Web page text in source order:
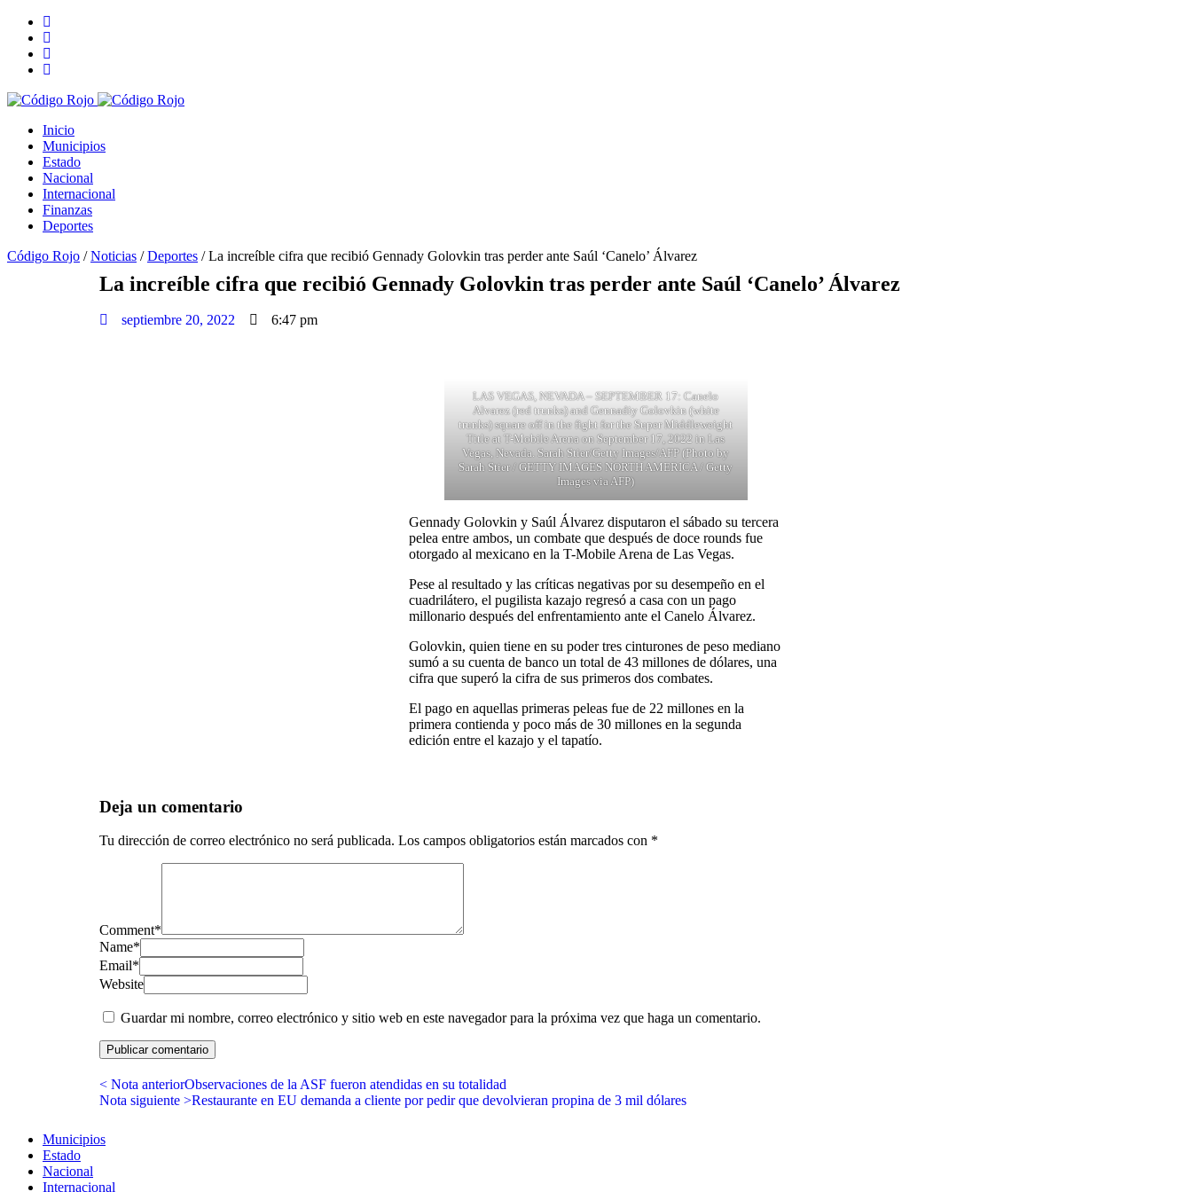
Inicio
Municipios
Estado
Nacional
Internacional
Finanzas
Deportes
Código Rojo /Noticias /Deportes /La increíble cifra que recibió Gennady Golovkin tras perder ante Saúl ‘Canelo’ Álvarez
La increíble cifra que recibió Gennady Golovkin tras perder ante Saúl ‘Canelo’ Álvarez
septiembre 20, 2022 6:47 pm
LAS VEGAS, NEVADA – SEPTEMBER 17: Canelo
Alvarez (red trunks) and Gennadiy Golovkin (white
trunks) square off in the fight for the Super Middleweight
Title at T-Mobile Arena on September 17, 2022 in Las
Vegas, Nevada. Sarah Stier/Getty Images/AFP (Photo by
Sarah Stier / GETTY IMAGES NORTH AMERICA / Getty
Images via AFP)
Gennady Golovkin y Saúl Álvarez disputaron el sábado su tercera
pelea entre ambos, un combate que después de doce rounds fue
otorgado al mexicano en la T-Mobile Arena de Las Vegas.
Pese al resultado y las críticas negativas por su desempeño en el
cuadrilátero, el pugilista kazajo regresó a casa con un pago
millonario después del enfrentamiento ante el Canelo Álvarez.
Golovkin, quien tiene en su poder tres cinturones de peso mediano
sumó a su cuenta de banco un total de 43 millones de dólares, una
cifra que superó la cifra de sus primeros dos combates.
El pago en aquellas primeras peleas fue de 22 millones en la
primera contienda y poco más de 30 millones en la segunda
edición entre el kazajo y el tapatío.
Deja un comentario
Tu dirección de correo electrónico no será publicada. Los campos obligatorios están marcados con *
Comment*
Name*
Email*
Website
Guardar mi nombre, correo electrónico y sitio web en este navegador para la próxima vez que haga un comentario.
< Nota anteriorObservaciones de la ASF fueron atendidas en su totalidad
Nota siguiente >Restaurante en EU demanda a cliente por pedir que devolvieran propina de 3 mil dólares
Municipios
Estado
Nacional
Internacional